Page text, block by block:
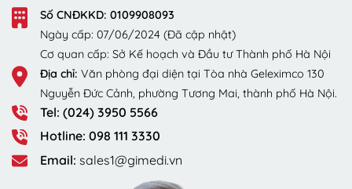
Số CNĐKKD: 0109908093
Ngày cấp: 07/06/2024 (Đã cập nhật)
Cơ quan cấp: Sở Kế hoạch và Đầu tư Thành phố Hà Nội
Địa chỉ: Văn phòng đại diện tại Tòa nhà Geleximco 130
Nguyễn Đức Cảnh, phường Tương Mai, thành phố Hà Nội.
Tel: (024) 3950 5566
Hotline: 098 111 3330
Email: sales1@gimedi.vn